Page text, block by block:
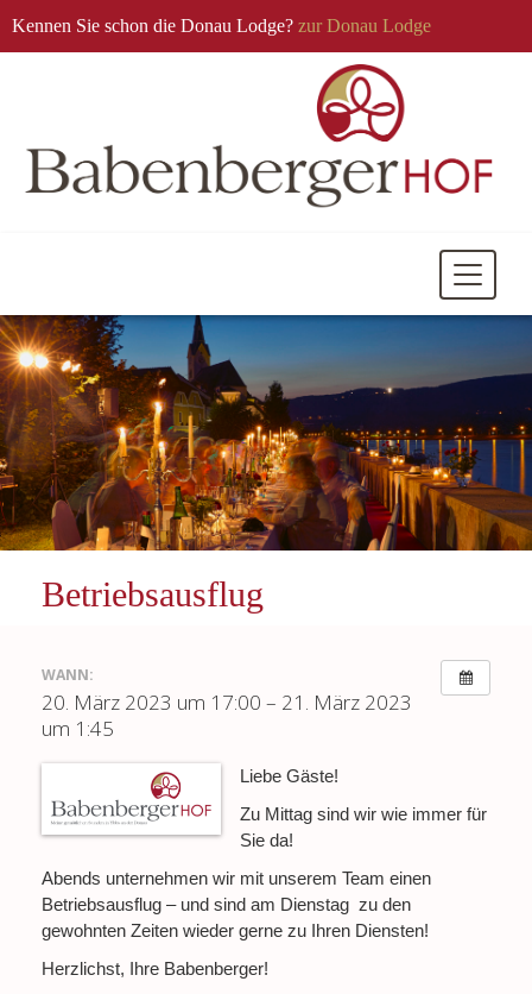
Kennen Sie schon die Donau Lodge? zur Donau Lodge
Mobile
Betriebsausflug
WANN:
20. März 2023 um 17:00 – 21. März 2023
um 1:45
Liebe Gäste!
Zu Mittag sind wir wie immer für
Sie da!
Abends unternehmen wir mit unserem Team einen
Betriebsausflug – und sind am Dienstag zu den
gewohnten Zeiten wieder gerne zu Ihren Diensten!
Herzlichst, Ihre Babenberger!